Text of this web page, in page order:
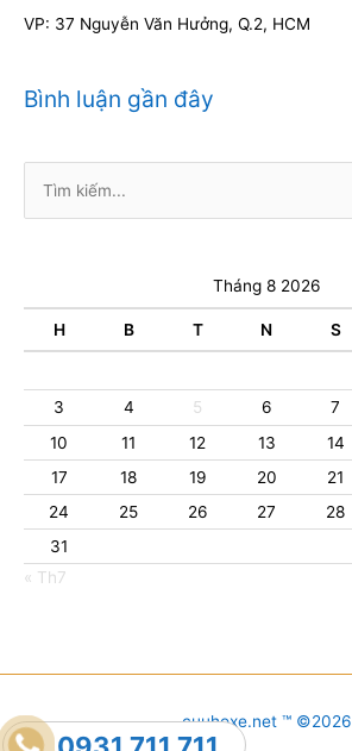
VP: 37 Nguyễn Văn Hưởng, Q.2, HCM
Bình luận gần đây
kiếm:
Tháng 8 2026
H B T N S
3
4 5 6 7
10
11 12 13 14
17
18 19 20 21
24
25 26 27 28
31
« Th7
cuuhoxe.net ™ ©2026